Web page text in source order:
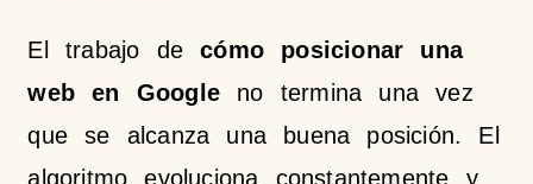
El trabajo decómo posicionar una
web en Google no termina una vez
que se alcanza una buena posición. El
algoritmo evoluciona constantemente y